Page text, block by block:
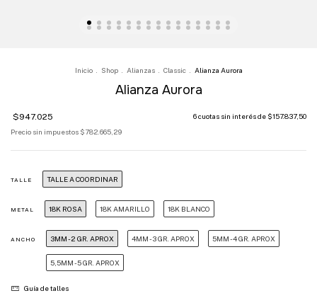
Inicio Shop Alianzas Classic Alianza Aurora
Alianza Aurora
$947.025 6cuotas sin interés de $157.837,50
Precio sin impuestos $782.665,29
TALLE TALLE A COORDINAR
METAL 18K ROSA 18K AMARILLO 18K BLANCO
ANCHO 3MM - 2 GR. APROX 4MM - 3 GR. APROX 5MM - 4 GR. APROX
5,5MM - 5 GR. APROX
Guía de talles